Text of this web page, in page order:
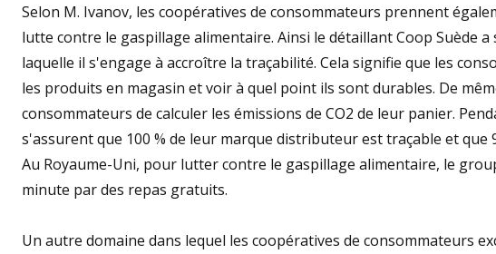
Selon M. Ivanov, les coopératives de consommateurs prennent
lutte contre le gaspillage alimentaire. Ainsi le détaillant Coop Suède
laquelle il s'engage à accroître la traçabilité. Cela signifie que les
les produits en magasin et voir à quel point ils sont durables. De
consommateurs de calculer les émissions de CO2 de leur panier.
s'assurent que 100 % de leur marque distributeur est traçable et
Au Royaume-Uni, pour lutter contre le gaspillage alimentaire, le
minute par des repas gratuits.
Un autre domaine dans lequel les coopératives de consommateurs